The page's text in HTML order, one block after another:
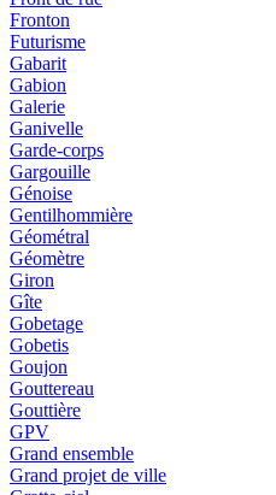
Fronton
Futurisme
Gabarit
Gabion
Galerie
Ganivelle
Garde-corps
Gargouille
Génoise
Gentilhommière
Géométral
Géomètre
Giron
Gîte
Gobetage
Gobetis
Goujon
Gouttereau
Gouttière
GPV
Grand ensemble
Grand projet de ville